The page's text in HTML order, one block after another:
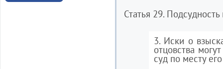
Статья 29.
3. Иски о
отцовства
суд по месту